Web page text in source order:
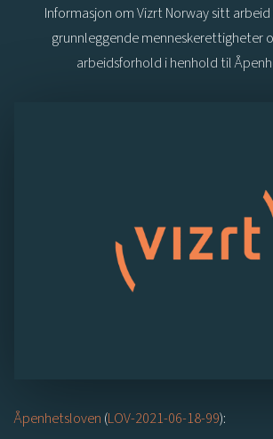
Informasjon om Vizrt Norway sitt
grunnleggende menneskerettigheter
arbeidsforhold i henhold til
Åpenhetsloven (LOV-2021-06-18-99):